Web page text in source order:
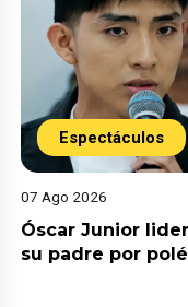
Espectáculos
07 Ago 2026
Óscar Junior
su padre por